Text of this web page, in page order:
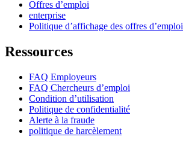
Offres d’emploi
enterprise
Politique d’affichage des offres d’emploi
Ressources
FAQ Employeurs
FAQ Chercheurs d’emploi
Condition d’utilisation
Politique de confidentialité
Alerte à la fraude
politique de harcèlement